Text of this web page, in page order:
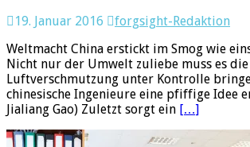
19. Januar 2016
forgsight-Redaktion
Weltmacht China erstickt im Smog wie
Nicht nur der Umwelt zuliebe muss es die
Luftverschmutzung unter Kontrolle
chinesische Ingenieure eine pfiffige Idee
Jialiang Gao) Zuletzt sorgt ein […]